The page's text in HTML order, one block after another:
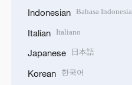
Indonesian Bahasa Indonesia
Italian Italiano
Japanese 日本語
Korean 한국어